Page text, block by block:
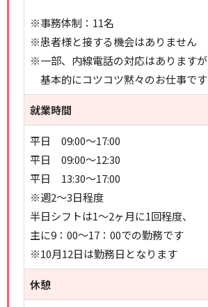
※事務体制：11名
※患者様と接する機会はありません
※一部、内線電話の対応はありますが
基本的にコツコツ黙々のお仕事です
就業時間
平日 09:00～17:00
平日 09:00～12:30
平日 13:30～17:00
※週2～3日程度
半日シフトは1～2ヶ月に1回程度、
主に9：00～17：00での勤務です
※10月12日は勤務日となります
休憩